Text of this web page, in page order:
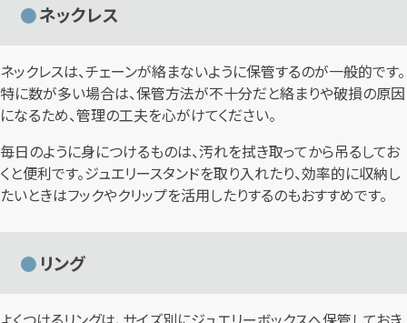
ネックレス
ネックレスは、チェーンが絡まないように保管するのが一般的です。
特に数が多い場合は、保管方法が不十分だと絡まりや破損の原因
になるため、管理の工夫を心がけてください。
毎日のように身につけるものは、汚れを拭き取ってから吊るしてお
くと便利です。ジュエリースタンドを取り入れたり、効率的に収納し
たいときはフックやクリップを活用したりするのもおすすめです。
リング